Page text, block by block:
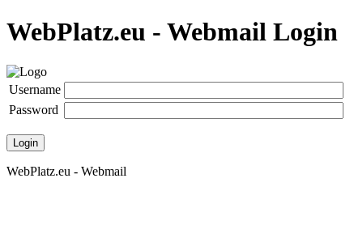
WebPlatz.eu - Webmail Login
Username
Password
Login
WebPlatz.eu - Webmail